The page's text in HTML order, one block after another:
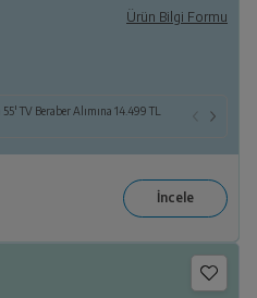
Ürün Bilgi Formu
TV Beraber Alımına 14.499 TL